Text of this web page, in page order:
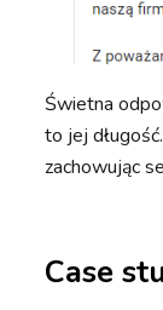
Świetna
to jej
zachowując
Case